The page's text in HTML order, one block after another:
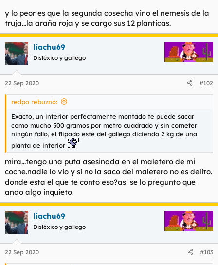
y lo peor es que la segunda cosecha vino el nemesis de la
truja...la araña roja y se cargo sus 12 planticas.
liachu69
Disléxico y gallego
22 Sep 2020 #102
redpo rebuznó:
Exacto, un interior perfectamente montado te puede sacar
como mucho 500 gramos por metro cuadrado y sin cometer
ningún fallo, el flipado este del gallego diciendo 2 kg de una
planta de interior
mira...tengo una puta asesinada en el maletero de mi
coche.nadie lo vio y si no la saco del maletero no es delito.
donde esta el que te conto eso?asi se lo pregunto que
ando algo inquieto.
liachu69
Disléxico y gallego
22 Sep 2020 #103